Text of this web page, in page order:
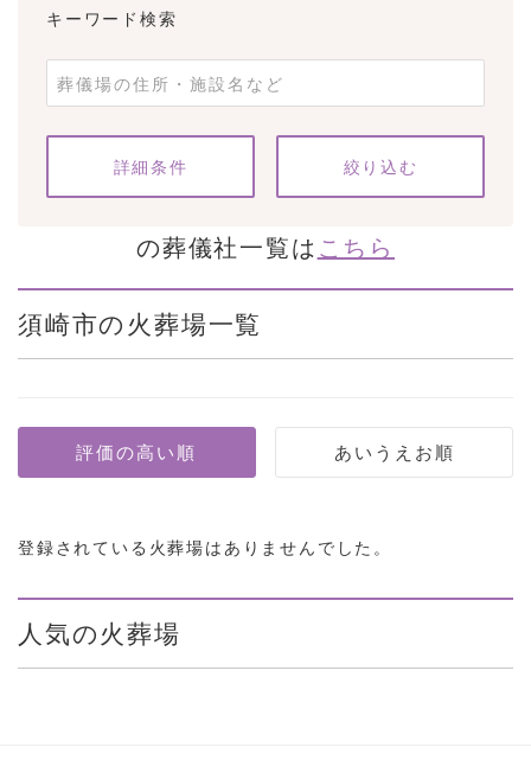
キーワード検索
条件をクリア
詳細条件
の葬儀社一覧は こちら
須崎市の火葬場一覧
登録されている火葬場はありませんでした。
人気の火葬場